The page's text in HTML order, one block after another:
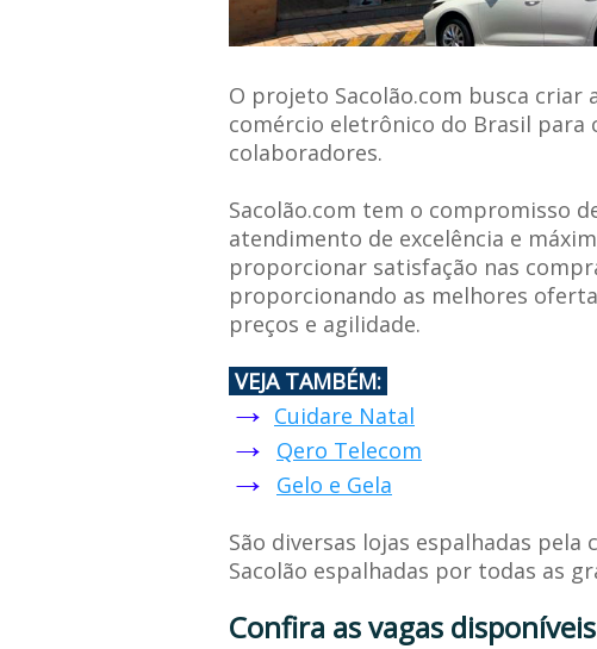
O projeto Sacolão.com busca
comércio eletrônico do Brasil para
colaboradores.
Sacolão.com tem o compromisso
atendimento de excelência e
proporcionar satisfação nas
proporcionando as melhores
preços e agilidade.
VEJA TAMBÉM:
→ Cuidare Natal
→Qero Telecom
→
Gelo e Gela
São diversas lojas espalhadas
Sacolão espalhadas por todas as
Confira as vagas